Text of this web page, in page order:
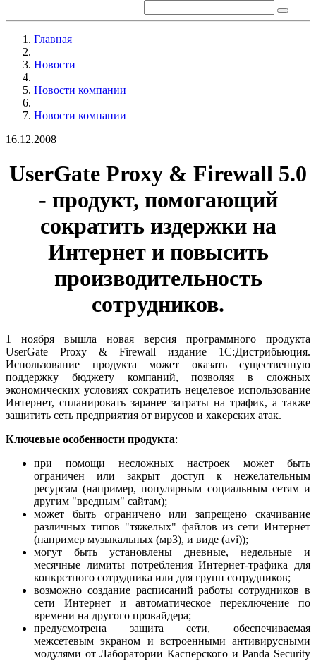
Главная
Новости
Новости компании
Новости компании
16.12.2008
UserGate Proxy & Firewall 5.0
- продукт, помогающий
сократить издержки на
Интернет и повысить
производительность
сотрудников.
1 ноября вышла новая версия программного продукта
UserGate Proxy & Firewall издание 1С:Дистрибьюция.
Использование продукта может оказать существенную
поддержку бюджету компаний, позволяя в сложных
экономических условиях сократить нецелевое использование
Интернет, спланировать заранее затраты на трафик, а также
защитить сеть предприятия от вирусов и хакерских атак.
Ключевые особенности продукта:
при помощи несложных настроек может быть
ограничен или закрыт доступ к нежелательным
ресурсам (например, популярным социальным сетям и
другим "вредным" сайтам);
может быть ограничено или запрещено скачивание
различных типов "тяжелых" файлов из сети Интернет
(например музыкальных (мр3), и виде (avi));
могут быть установлены дневные, недельные и
месячные лимиты потребления Интернет-трафика для
конкретного сотрудника или для групп сотрудников;
возможно создание расписаний работы сотрудников в
сети Интернет и автоматическое переключение по
времени на другого провайдера;
предусмотрена защита сети, обеспечиваемая
межсетевым экраном и встроенными антивирусными
модулями от Лаборатории Касперского и Panda Security